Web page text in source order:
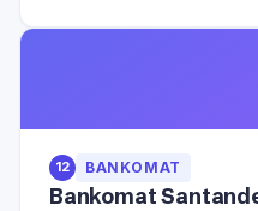
12 BANKOMAT
Bankomat